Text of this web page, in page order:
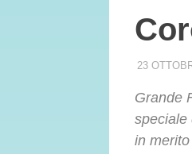
23
Grande
speciale
in